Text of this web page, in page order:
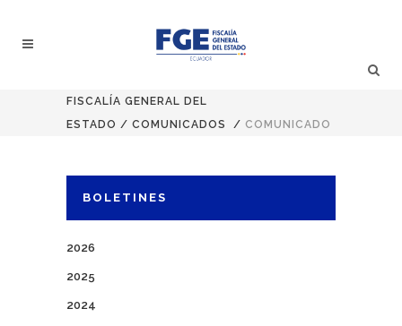
FISCALÍA GENERAL DEL
ESTADO / COMUNICADOS / COMUNICADO
BOLETINES
2026
2025
2024